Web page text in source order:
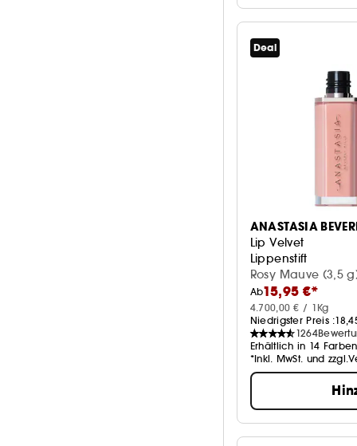
Deal
ANASTASIA
Lip Velvet
Lippenstift
Rosy Mauve (3,5
Ab15,95 €*
4.700,00 € / 1Kg
Niedrigster Preis :
1264
Erhältlich in 14 Farben
*Inkl. MwSt. und